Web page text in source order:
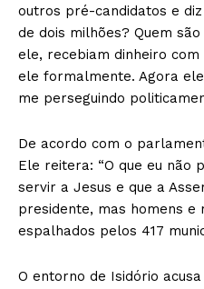
outros pré-candidatos e
de dois milhões? Quem
ele, recebiam dinheiro
ele formalmente. Agora
me perseguindo
De acordo com o
Ele reitera: “O que eu não
servir a Jesus e que a
presidente, mas homens e
espalhados pelos 417
O entorno de Isidório